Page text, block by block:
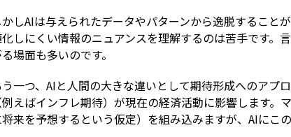
かしAIは与えられたデータやパターンから逸脱するこ
しにくい情報のニュアンスを理解するのは苦手です。
場面も多いのです。
一つ、AIと人間の大きな違いとして期待形成へのアプ
例えばインフレ期待）が現在の経済活動に影響します
将来を予想するという仮定）を組み込みますが、AIにこ